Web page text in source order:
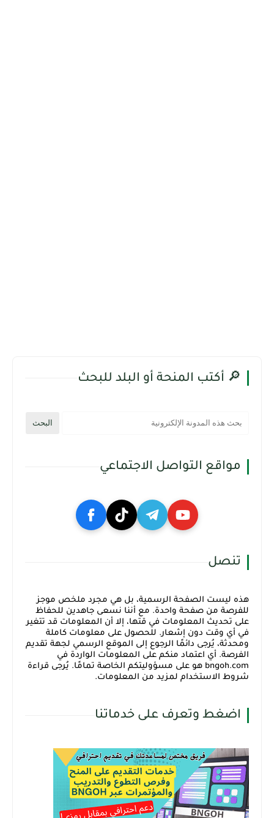
🔎 أكتب المنحة أو البلد للبحث
مواقع التواصل الاجتماعي
تنصل
هذه ليست الصفحة الرسمية، بل هي مجرد ملخص موجز
للفرصة من صفحة واحدة. مع أننا نسعى جاهدين للحفاظ
على تحديث المعلومات في قتها، إلا أن المعلومات قد تتغير
في أي وقت دون إشعار. للحصول على معلومات كاملة
ومحدثة، يُرجى دائمًا الرجوع إلى الموقع الرسمي لجهة تقديم
الفرصة. أي اعتماد منكم على المعلومات الواردة في
bngoh.com هو على مسؤوليتكم الخاصة تمامًا. يُرجى قراءة
شروط الاستخدام لمزيد من المعلومات.
اضغط وتعرف على خدماتنا